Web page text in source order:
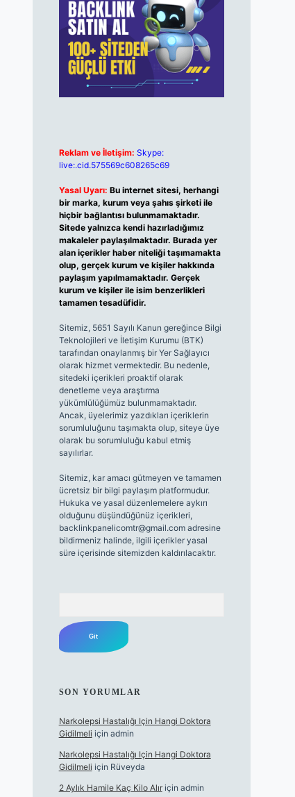
Reklam ve İletişim: Skype:
live:.cid.575569c608265c69
Yasal Uyarı: Bu internet sitesi, herhangi
bir marka, kurum veya şahıs şirketi ile
hiçbir bağlantısı bulunmamaktadır.
Sitede yalnızca kendi hazırladığımız
makaleler paylaşılmaktadır. Burada yer
alan içerikler haber niteliği taşımamakta
olup, gerçek kurum ve kişiler hakkında
paylaşım yapılmamaktadır. Gerçek
kurum ve kişiler ile isim benzerlikleri
tamamen tesadüfidir.
Sitemiz, 5651 Sayılı Kanun gereğince Bilgi
Teknolojileri ve İletişim Kurumu (BTK)
tarafından onaylanmış bir Yer Sağlayıcı
olarak hizmet vermektedir. Bu nedenle,
sitedeki içerikleri proaktif olarak
denetleme veya araştırma
yükümlülüğümüz bulunmamaktadır.
Ancak, üyelerimiz yazdıkları içeriklerin
sorumluluğunu taşımakta olup, siteye üye
olarak bu sorumluluğu kabul etmiş
sayılırlar.
Sitemiz, kar amacı gütmeyen ve tamamen
ücretsiz bir bilgi paylaşım platformudur.
Hukuka ve yasal düzenlemelere aykırı
olduğunu düşündüğünüz içerikleri,
backlinkpanelicomtr@gmail.comadresine
bildirmeniz halinde, ilgili içerikler yasal
süre içerisinde sitemizden kaldırılacaktır.
SON YORUMLAR
Narkolepsi Hastalığı Için Hangi Doktora
Gidilmeli için admin
Narkolepsi Hastalığı Için Hangi Doktora
Gidilmeli için Rüveyda
2 Aylık Hamile Kaç Kilo Alıriçin admin